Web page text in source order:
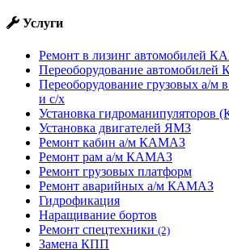
Услуги
Ремонт в лизинг автомобилей
Переоборудование автомобилей
Переоборудование грузовых а/м
и с/х
Установка гидроманипуляторов
Установка двигателей ЯМЗ
Ремонт кабин а/м КАМАЗ
Ремонт рам а/м КАМАЗ
Ремонт грузовых платформ
Ремонт аварийных а/м КАМАЗ
Гидрофикация
Наращивание бортов
Ремонт спецтехники (2)
Замена КПП